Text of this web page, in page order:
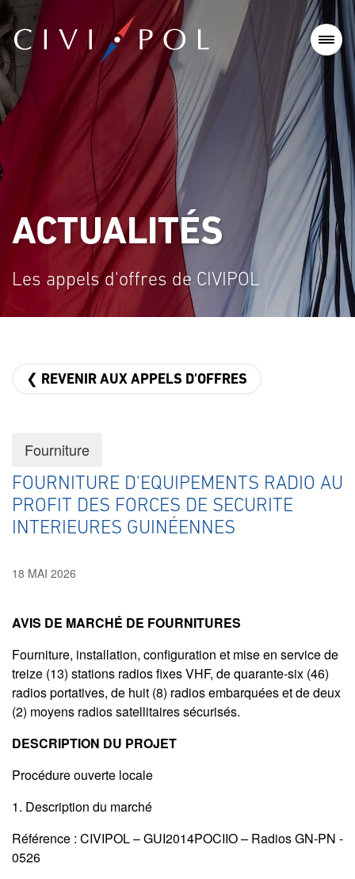
ACTUALITÉS
Les appels d'offres de CIVIPOL
❮ REVENIR AUX APPELS D'OFFRES
Fourniture
FOURNITURE D'EQUIPEMENTS RADIO AU
PROFIT DES FORCES DE SECURITE
INTERIEURES GUINÉENNES
18 MAI 2026
AVIS DE MARCHÉ DE FOURNITURES
Fourniture, installation, configuration et mise en service de
treize (13) stations radios fixes VHF, de quarante-six (46)
radios portatives, de huit (8) radios embarquées et de deux
(2) moyens radios satellitaires sécurisés.
DESCRIPTION DU PROJET
Procédure ouverte locale
1. Description du marché
Référence : CIVIPOL – GUI2014POCIIO – Radios GN-PN -
0526